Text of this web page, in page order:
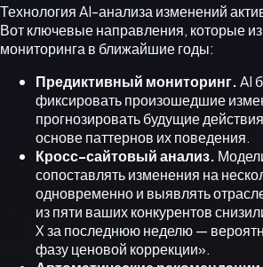
Технология AI-анализа изменений
Вот ключевые направления, которые
мониторинга в ближайшие годы:
Предиктивный мониторинг.AI
фиксировать произошедшие
прогнозировать будущие
основе паттернов их поведения.
Кросс-сайтовый анализ.
сопоставлять изменения на
одновременно и выявлять
из пяти ваших конкурентов
X за последнюю неделю —
фазу ценовой коррекции».